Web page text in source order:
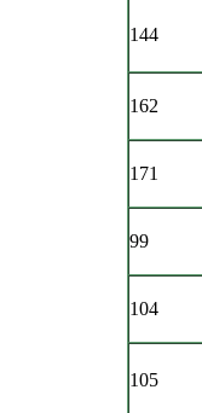
144
162
171
99
104
105